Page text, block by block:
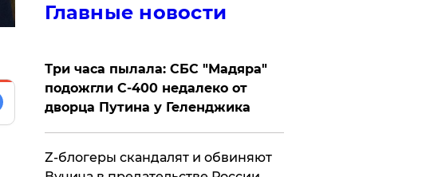
Главные новости
Три часа пылала: СБС "Мадяра"
подожгли С-400 недалеко от
дворца Путина у Геленджика
Z-блогеры скандалят и обвиняют